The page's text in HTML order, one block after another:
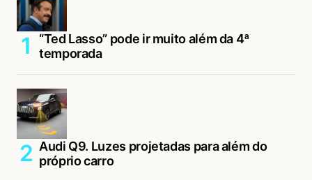
“Ted Lasso” pode ir muito além da 4ª
temporada
Audi Q9. Luzes projetadas para além do
próprio carro